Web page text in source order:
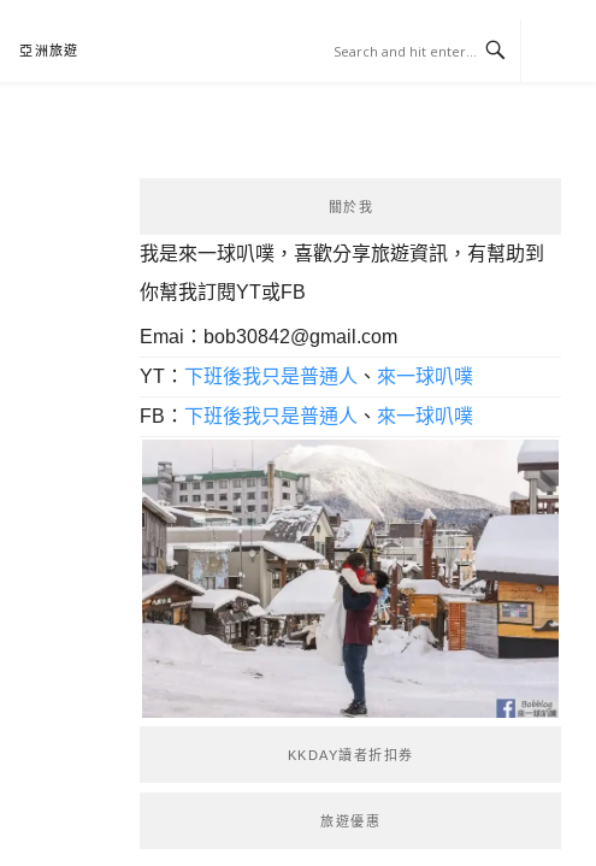
亞洲旅遊
關於我
我是來一球叭噗，喜歡分享旅遊資訊，有幫助到
你幫我訂閱YT或FB
Emai： bob30842@gmail.com
YT：下班後我只是普通人 、 來一球叭噗
FB：下班後我只是普通人 、 來一球叭噗
KKDAY讀者折扣券
旅遊優惠